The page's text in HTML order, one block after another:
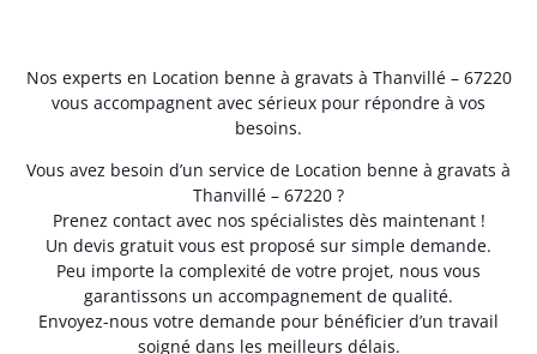
Nos experts en Location benne à gravats à Thanvillé – 67220
vous accompagnent avec sérieux pour répondre à vos
besoins.
Vous avez besoin d’un service de Location benne à gravats à
Thanvillé – 67220 ?
Prenez contact avec nos spécialistes dès maintenant !
Un devis gratuit vous est proposé sur simple demande.
Peu importe la complexité de votre projet, nous vous
garantissons un accompagnement de qualité.
Envoyez-nous votre demande pour bénéficier d’un travail
soigné dans les meilleurs délais.